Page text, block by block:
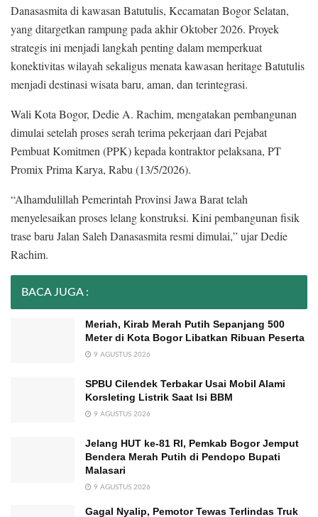
Danasasmita di kawasan Batutulis, Kecamatan Bogor Selatan,
yang ditargetkan rampung pada akhir Oktober 2026. Proyek
strategis ini menjadi langkah penting dalam memperkuat
konektivitas wilayah sekaligus menata kawasan heritage Batutulis
menjadi destinasi wisata baru, aman, dan terintegrasi.
Wali Kota Bogor, Dedie A. Rachim, mengatakan pembangunan
dimulai setelah proses serah terima pekerjaan dari Pejabat
Pembuat Komitmen (PPK) kepada kontraktor pelaksana, PT
Promix Prima Karya, Rabu (13/5/2026).
“Alhamdulillah Pemerintah Provinsi Jawa Barat telah
menyelesaikan proses lelang konstruksi. Kini pembangunan fisik
trase baru Jalan Saleh Danasasmita resmi dimulai,” ujar Dedie
Rachim.
BACA JUGA :
Meriah, Kirab Merah Putih Sepanjang 500
Meter di Kota Bogor Libatkan Ribuan Peserta
9 AGUSTUS 2026
SPBU Cilendek Terbakar Usai Mobil Alami
Korsleting Listrik Saat Isi BBM
9 AGUSTUS 2026
Jelang HUT ke-81 RI, Pemkab Bogor Jemput
Bendera Merah Putih di Pendopo Bupati
Malasari
9 AGUSTUS 2026
Gagal Nyalip, Pemotor Tewas Terlindas Truk